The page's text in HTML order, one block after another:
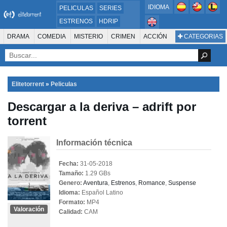
PELICULAS
SERIES
ESTRENOS
HDRIP
MICROHD
720P
DVDRIP
IDIOMA
CATEGORIAS
DRAMA COMEDIA MISTERIO CRIMEN ACCIÓN
SUSPENSO AVENTURA
ANIMACIÓN ROMANCE TERROR CIENCIA FICCIÓN FANTASÍA
FAMILIA DOCUS Y TV
PELÍCULA DE LA TELEVISIÓN FOREIGN KIDS REALITY ANIMACION
Elitetorrent » Peliculas
Descargar a la deriva – adrift por
torrent
Valoración
Información técnica
Fecha: 31-05-2018
Tamaño: 1.29 GBs
Genero: Aventura, Estrenos, Romance, Suspense
Idioma: Español Latino
Formato: MP4
Calidad: CAM